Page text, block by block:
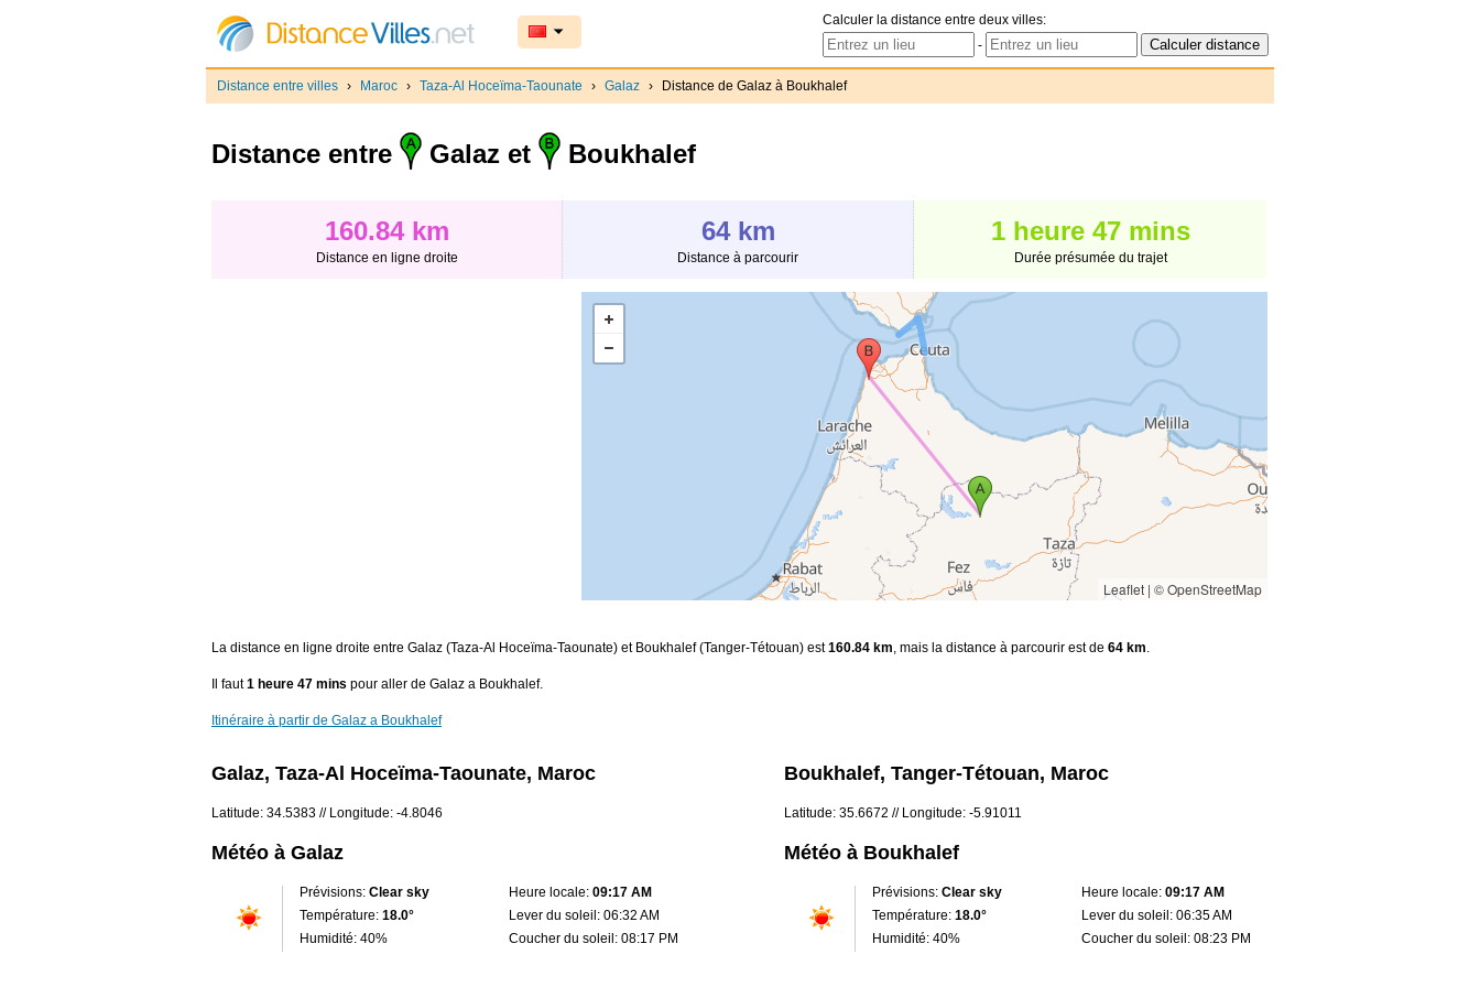
Calculer la distance entre deux villes:
-
Distance entre villes › Maroc › Taza-Al Hoceïma-Taounate › Galaz › Distance de Galaz à Boukhalef
Distance entre Galaz et Boukhalef
160.84 km
Distance en ligne droite
64 km
Distance à parcourir
1 heure 47 mins
Durée présumée du trajet
Leaflet | © OpenStreetMap
La distance en ligne droite entre Galaz (Taza-Al Hoceïma-Taounate) et Boukhalef (Tanger-Tétouan) est160.84 km, mais la distance à parcourir est de 64 km.
Il faut1 heure 47 mins pour aller de Galaz a Boukhalef.
Itinéraire à partir de Galaz a Boukhalef
Galaz, Taza-Al Hoceïma-Taounate, Maroc
Latitude: 34.5383 // Longitude: -4.8046
Météo à Galaz
Prévisions: Clear sky
Température: 18.0°
Humidité: 40%
Heure locale: 09:17 AM
Lever du soleil: 06:32 AM
Coucher du soleil: 08:17 PM
Boukhalef, Tanger-Tétouan, Maroc
Latitude: 35.6672 // Longitude: -5.91011
Météo à Boukhalef
Prévisions: Clear sky
Température: 18.0°
Humidité: 40%
Heure locale: 09:17 AM
Lever du soleil: 06:35 AM
Coucher du soleil: 08:23 PM